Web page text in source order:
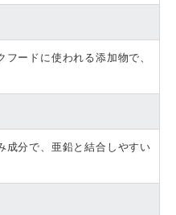
ードに使われる添加物で、
成分で、亜鉛と結合しやすい